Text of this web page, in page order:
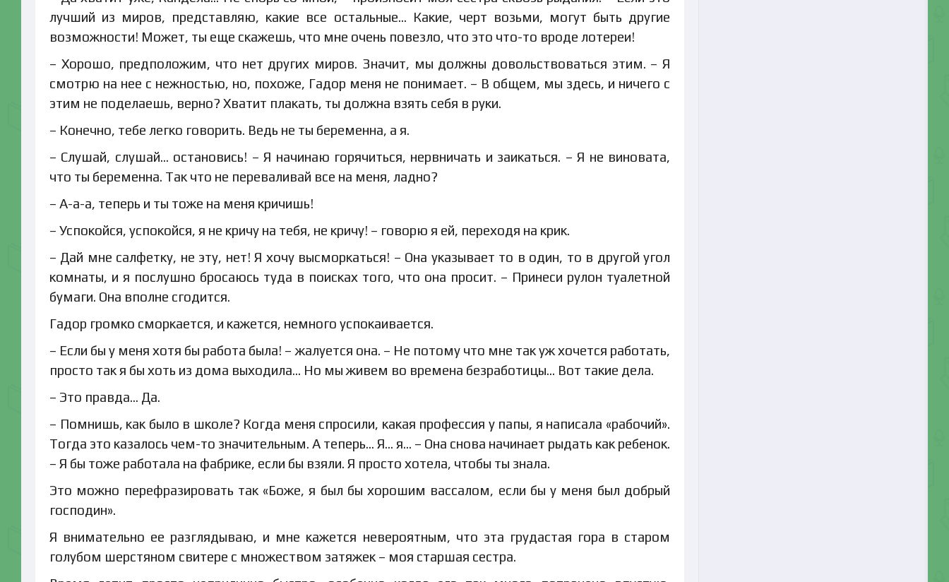
лучший из миров, представляю, какие все остальные… Какие, черт возьми, могут быть другие
возможности! Может, ты еще скажешь, что мне очень повезло, что это что-то вроде лотереи!
– Хорошо, предположим, что нет других миров. Значит, мы должны довольствоваться этим. – Я
смотрю на нее с нежностью, но, похоже, Гадор меня не понимает. – В общем, мы здесь, и ничего с
этим не поделаешь, верно? Хватит плакать, ты должна взять себя в руки.
– Конечно, тебе легко говорить. Ведь не ты беременна, а я.
– Слушай, слушай… остановись! – Я начинаю горячиться, нервничать и заикаться. – Я не виновата,
что ты беременна. Так что не переваливай все на меня, ладно?
– А-а-а, теперь и ты тоже на меня кричишь!
– Успокойся, успокойся, я не кричу на тебя, не кричу! – говорю я ей, переходя на крик.
– Дай мне салфетку, не эту, нет! Я хочу высморкаться! – Она указывает то в один, то в другой угол
комнаты, и я послушно бросаюсь туда в поисках того, что она просит. – Принеси рулон туалетной
бумаги. Она вполне сгодится.
Гадор громко сморкается, и кажется, немного успокаивается.
– Если бы у меня хотя бы работа была! – жалуется она. – Не потому что мне так уж хочется работать,
просто так я бы хоть из дома выходила… Но мы живем во времена безработицы… Вот такие дела.
– Это правда… Да.
– Помнишь, как было в школе? Когда меня спросили, какая профессия у папы, я написала «рабочий».
Тогда это казалось чем-то значительным. А теперь… Я… я… – Она снова начинает рыдать как ребенок.
– Я бы тоже работала на фабрике, если бы взяли. Я просто хотела, чтобы ты знала.
Это можно перефразировать так «Боже, я был бы хорошим вассалом, если бы у меня был добрый
господин».
Я внимательно ее разглядываю, и мне кажется невероятным, что эта грудастая гора в старом
голубом шерстяном свитере с множеством затяжек – моя старшая сестра.